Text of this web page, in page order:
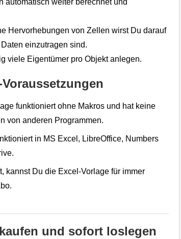
automatisch weiter berechnet und
Hervorhebungen von Zellen wirst Du darauf
einzutragen sind.
viele Eigentümer pro Objekt anlegen.
funktioniert ohne Makros und hat keine
von anderen Programmen.
in MS Excel, LibreOffice, Numbers
kannst Du die Excel-Vorlage für immer
und sofort loslegen